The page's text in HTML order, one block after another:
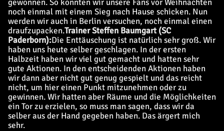
gewonnen. So konnten wir unsere Fans vor Weihnachten
noch einmal mit einem Sieg nach Hause schicken. Nun
werden wir auch in Berlin versuchen, noch einmal einen
draufzupacken.Trainer Steffen Baumgart (SC
Paderborn):Die Enttäuschung ist natürlich sehr groß. Wir
haben uns heute selber geschlagen. In der ersten
Halbzeit haben wir viel gut gemacht und hatten sehr
gute Aktionen. In den entscheidenden Aktionen haben
wir dann aber nicht gut genug gespielt und das reicht
nicht, um hier einen Punkt mitzunehmen oder zu
gewinnen. Wir hatten aber Räume und die Möglichkeiten
ein Tor zu erzielen, so muss man sagen, dass wir da
selber aus der Hand gegeben haben. Das ärgert mich
sehr.